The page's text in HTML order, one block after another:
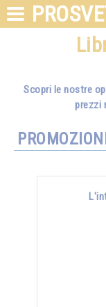
Scopri le nostre
prezzi